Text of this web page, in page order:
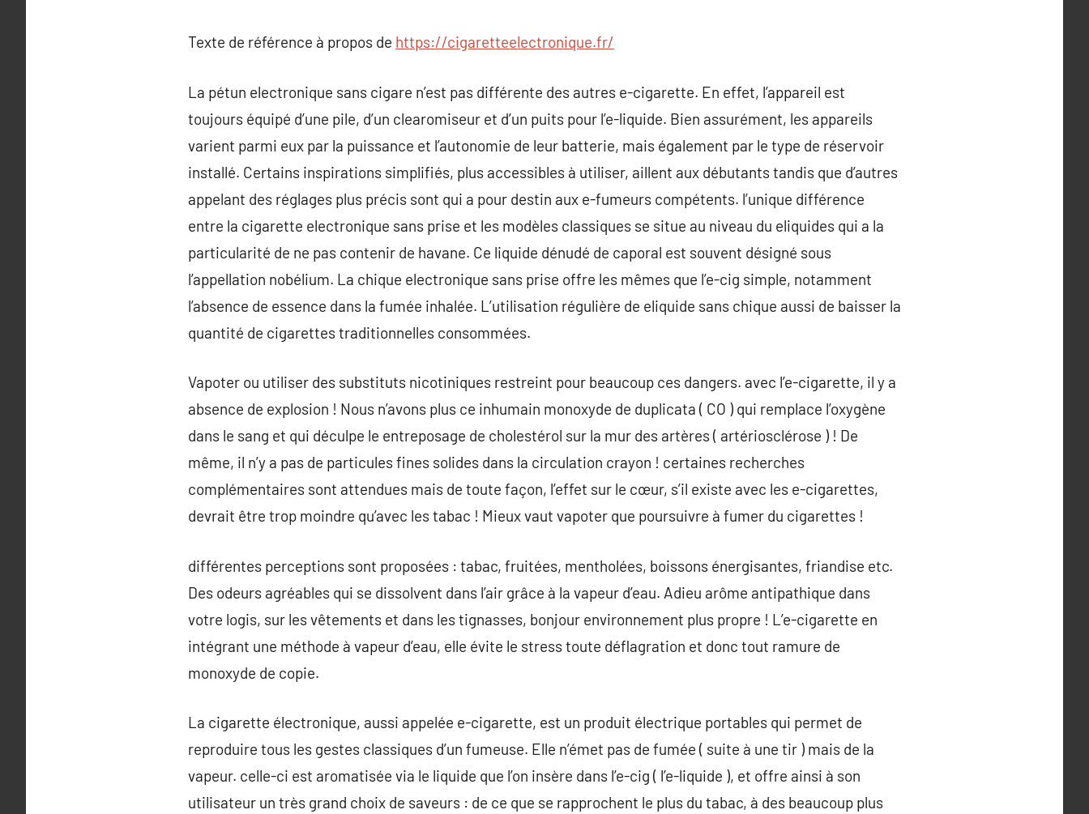
Texte de référence à propos de https://cigaretteelectronique.fr/
La pétun electronique sans cigare n’est pas différente des autres e-cigarette. En effet, l’appareil est
toujours équipé d’une pile, d’un clearomiseur et d’un puits pour l’e-liquide. Bien assurément, les appareils
varient parmi eux par la puissance et l’autonomie de leur batterie, mais également par le type de réservoir
installé. Certains inspirations simplifiés, plus accessibles à utiliser, aillent aux débutants tandis que d’autres
appelant des réglages plus précis sont qui a pour destin aux e-fumeurs compétents. l’unique différence
entre la cigarette electronique sans prise et les modèles classiques se situe au niveau du eliquides qui a la
particularité de ne pas contenir de havane. Ce liquide dénudé de caporal est souvent désigné sous
l’appellation nobélium. La chique electronique sans prise offre les mêmes que l’e-cig simple, notamment
l’absence de essence dans la fumée inhalée. L’utilisation régulière de eliquide sans chique aussi de baisser la
quantité de cigarettes traditionnelles consommées.
Vapoter ou utiliser des substituts nicotiniques restreint pour beaucoup ces dangers. avec l’e-cigarette, il y a
absence de explosion ! Nous n’avons plus ce inhumain monoxyde de duplicata ( CO ) qui remplace l’oxygène
dans le sang et qui déculpe le entreposage de cholestérol sur la mur des artères ( artériosclérose ) ! De
même, il n’y a pas de particules fines solides dans la circulation crayon ! certaines recherches
complémentaires sont attendues mais de toute façon, l’effet sur le cœur, s’il existe avec les e-cigarettes,
devrait être trop moindre qu’avec les tabac ! Mieux vaut vapoter que poursuivre à fumer du cigarettes !
différentes perceptions sont proposées : tabac, fruitées, mentholées, boissons énergisantes, friandise etc.
Des odeurs agréables qui se dissolvent dans l’air grâce à la vapeur d’eau. Adieu arôme antipathique dans
votre logis, sur les vêtements et dans les tignasses, bonjour environnement plus propre ! L’e-cigarette en
intégrant une méthode à vapeur d’eau, elle évite le stress toute déflagration et donc tout ramure de
monoxyde de copie.
La cigarette électronique, aussi appelée e-cigarette, est un produit électrique portables qui permet de
reproduire tous les gestes classiques d’un fumeuse. Elle n’émet pas de fumée ( suite à une tir ) mais de la
vapeur. celle-ci est aromatisée via le liquide que l’on insère dans l’e-cig ( l’e-liquide ), et offre ainsi à son
utilisateur un très grand choix de saveurs : de ce que se rapprochent le plus du tabac, à des beaucoup plus